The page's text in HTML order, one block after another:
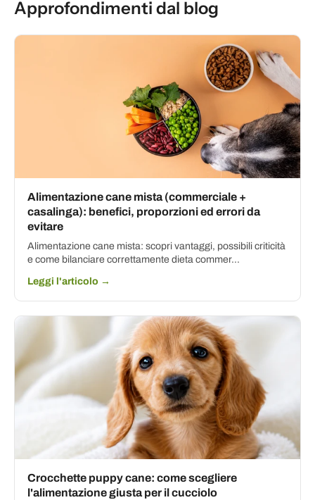
Approfondimenti dal blog
Alimentazione cane mista (commerciale +
casalinga): benefici, proporzioni ed errori da
evitare
Alimentazione cane mista: scopri vantaggi, possibili criticità
e come bilanciare correttamente dieta commer...
Leggi l'articolo →
Crocchette puppy cane: come scegliere
l'alimentazione giusta per il cucciolo